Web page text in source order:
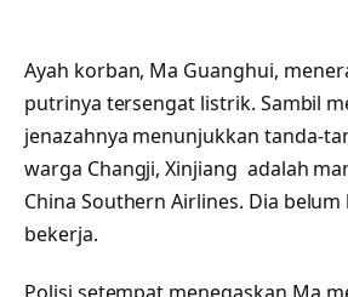
Ayah korban, Ma Guanghui,
putrinya tersengat listrik. Sambil
jenazahnya menunjukkan tanda-
warga Changji, Xinjiang adalah
China Southern Airlines. Dia
bekerja.